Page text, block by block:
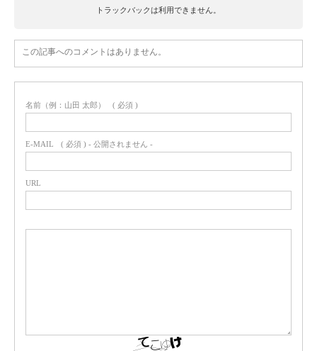
トラックバックは利用できません。
この記事へのコメントはありません。
名前（例：山田 太郎） ( 必須 )
E-MAIL ( 必須 ) - 公開されません -
URL